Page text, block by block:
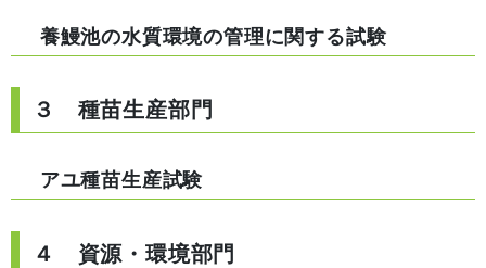
養鰻池の水質環境の管理に関する試験
３ 種苗生産部門
アユ種苗生産試験
４ 資源・環境部門